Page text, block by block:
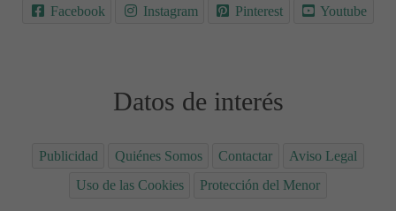
Facebook Instagram Pinterest Youtube
Datos de interés
Publicidad Quiénes Somos Contactar
Aviso Legal
Uso de las Cookies
Protección del Menor